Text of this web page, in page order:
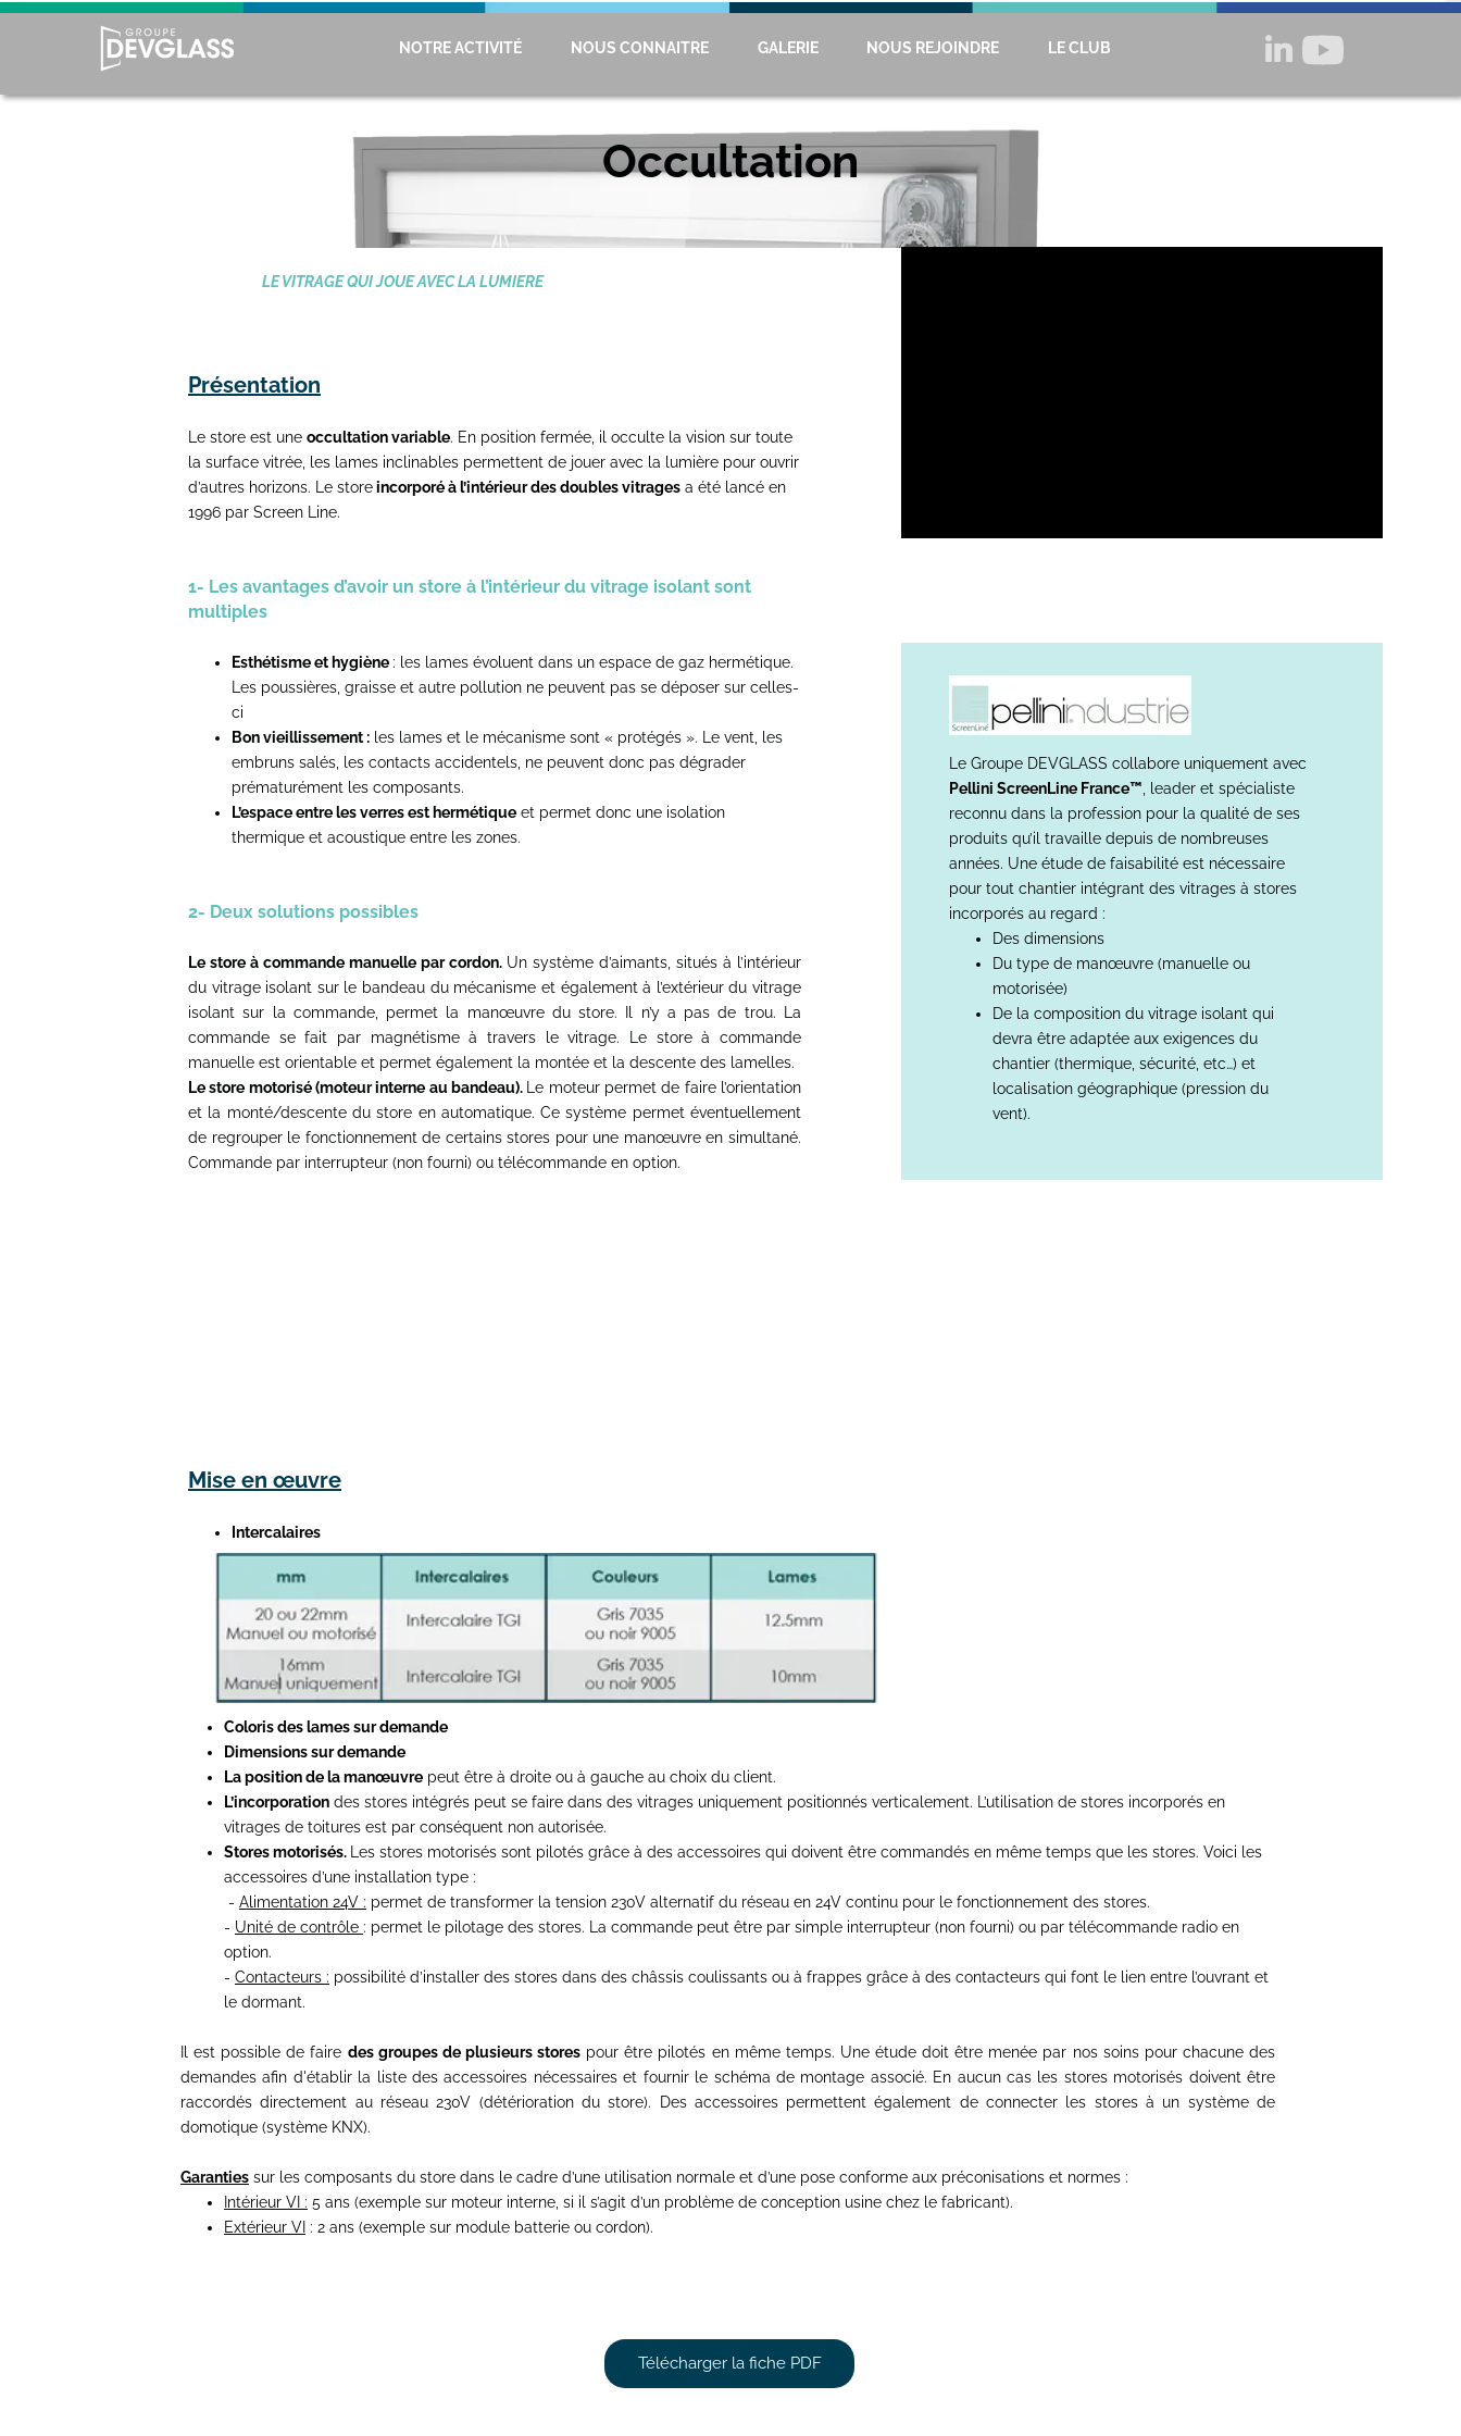
NOTRE ACTIVITÉ NOUS CONNAITRE GALERIE NOUS REJOINDRE LE CLUB 
Occultation
LE VITRAGE QUI JOUE AVEC LA LUMIERE
Présentation
Le store est une occultation variable. En position fermée, il occulte la vision sur toute
la surface vitrée, les lames inclinables permettent de jouer avec la lumière pour ouvrir
d’autres horizons. Le storeincorporé à l’intérieur des doubles vitrages a été lancé en
1996 par Screen Line.
1- Les avantages d’avoir un store à l’intérieur du vitrage isolant sont
multiples
Esthétisme et hygiène: les lames évoluent dans un espace de gaz hermétique.
Les poussières, graisse et autre pollution ne peuvent pas se déposer sur celles-
ci
Bon vieillissement : les lames et le mécanisme sont « protégés ». Le vent, les
embruns salés, les contacts accidentels, ne peuvent donc pas dégrader
prématurément les composants.
L’espace entre les verres est hermétique et permet donc une isolation
thermique et acoustique entre les zones.
2- Deux solutions possibles
Le store à commande manuelle par cordon.Un système d’aimants, situés à l’intérieur
du vitrage isolant sur le bandeau du mécanisme et également à l’extérieur du vitrage
isolant sur la commande, permet la manœuvre du store. Il n’y a pas de trou. La
commande se fait par magnétisme à travers le vitrage. Le store à commande
manuelle est orientable et permet également la montée et la descente des lamelles.
Le store motorisé (moteur interne au bandeau).
Le moteur permet de faire l’orientation
et la monté/descente du store en automatique. Ce système permet éventuellement
de regrouper le fonctionnement de certains stores pour une manœuvre en simultané.
Commande par interrupteur (non fourni) ou télécommande en option.
Le Groupe DEVGLASS collabore uniquement avec
Pellini ScreenLine France™ , leader et spécialiste
reconnu dans la profession pour la qualité de ses
produits qu’il travaille depuis de nombreuses
années. Une étude de faisabilité est nécessaire
pour tout chantier intégrant des vitrages à stores
incorporés au regard :
Des dimensions
Du type de manœuvre (manuelle ou
motorisée)
De la composition du vitrage isolant qui
devra être adaptée aux exigences du
chantier (thermique, sécurité, etc…) et
localisation géographique (pression du
vent).
Mise en œuvre
Intercalaires
Coloris des lames sur demande
Dimensions sur demande
La position de la manœuvre peut être à droite ou à gauche au choix du client.
L’incorporation des stores intégrés peut se faire dans des vitrages uniquement positionnés verticalement. L’utilisation de stores incorporés en
vitrages de toitures est par conséquent non autorisée.
Stores motorisés.
Les stores motorisés sont pilotés grâce à des accessoires qui doivent être commandés en même temps que les stores. Voici les
accessoires d’une installation type :
- Alimentation 24V : permet de transformer la tension 230V alternatif du réseau en 24V continu pour le fonctionnement des stores.
- Unité de contrôle : permet le pilotage des stores. La commande peut être par simple interrupteur (non fourni) ou par télécommande radio en
option.
- Contacteurs : possibilité d’installer des stores dans des châssis coulissants ou à frappes grâce à des contacteurs qui font le lien entre l’ouvrant et
le dormant.
Il est possible de faire des groupes de plusieurs stores pour être pilotés en même temps. Une étude doit être menée par nos soins pour chacunedes
demandes afin d'établir la liste des accessoires nécessaires et fournir le schéma de montage associé. En aucun cas les stores motorisés doiventêtre
raccordés directement au réseau 230V (détérioration du store).
Des accessoires permettent également de connecter les stores à un système de
domotique (système KNX).
Garanties sur les composants du store dans le cadre d’une utilisation normale et d’une pose conforme aux préconisations et normes :
Intérieur VI : 5 ans (exemple sur moteur interne, si il s’agit d’un problème de conception usine chez le fabricant).
Extérieur VI : 2 ans (exemple sur module batterie ou cordon).
Télécharger la fiche PDF